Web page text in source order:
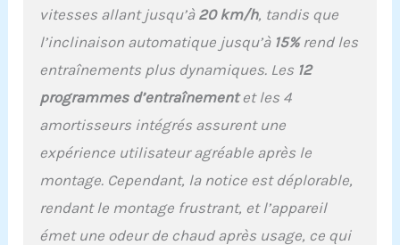
votre pouls est affiché
sur l'écran multifonction.
La ceinture de télémétrie
n'est pas incluse.
MULTIFONCTIONNEL -
Connectez les
tablettes à l'écran
multifonctionnel à l'aide
Bluetooth. Utilisez
l'application Fit-Show
vitesses allant jusqu’à 20 km/h, tandis que
l’inclinaison automatique jusqu’à 15%rend les
entraînements plus dynamiques. Les 12
programmes d’entraînementet les 4
amortisseurs intégrés assurent une
expérience utilisateur agréable après le
montage. Cependant, la notice est déplorable,
rendant le montage frustrant, et l’appareil
émet une odeur de chaud après usage, ce qui